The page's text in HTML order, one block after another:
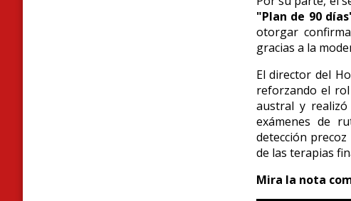
"Plan de 90
otorgar
gracias a la
El director del
reforzando el
austral y
exámenes de
detección
de las terapias
Mira la nota